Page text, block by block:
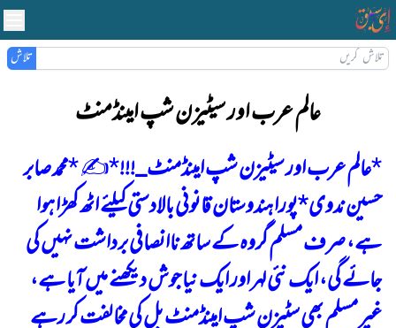
تلاش
عالم عرب اور سیٹیزن شپ امینڈمنٹ
*عالم عرب اور سیٹیزن شپ امینڈمنٹ_!!!*
✍ *محمد صابر
حسین ندوی*پورا ہندوستان قانونی بالادستی کیلئے اٹھ کھڑا ہوا
ہے، صرف مسلم گروہ کے ساتھ ناانصافی برداشت نہیں کی
جائے گی، ایک نئی لہر اور ایک نیا جوش دیکھنے میں آیا ہے،
غیر مسلم بھی سٹیزن شپ امینڈمنٹ بل کی مخالفت کر رہے